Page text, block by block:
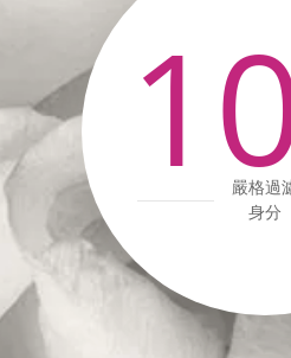
嚴格過
身分